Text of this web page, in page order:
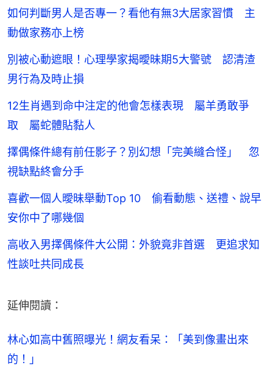
如何判斷男人是否專一？看他有無3大居家習慣 主
動做家務亦上榜
別被心動遮眼！心理學家揭曖昧期5大警號 認清渣
男行為及時止損
12生肖遇到命中注定的他會怎樣表現 屬羊勇敢爭
取 屬蛇體貼黏人
擇偶條件總有前任影子？別幻想「完美縫合怪」 忽
視缺點終會分手
喜歡一個人曖昧舉動Top 10 偷看動態、送禮、說早
安你中了哪幾個
高收入男擇偶條件大公開：外貌竟非首選 更追求知
性談吐共同成長
延伸閱讀：
林心如高中舊照曝光！網友看呆：「美到像畫出來
的！」